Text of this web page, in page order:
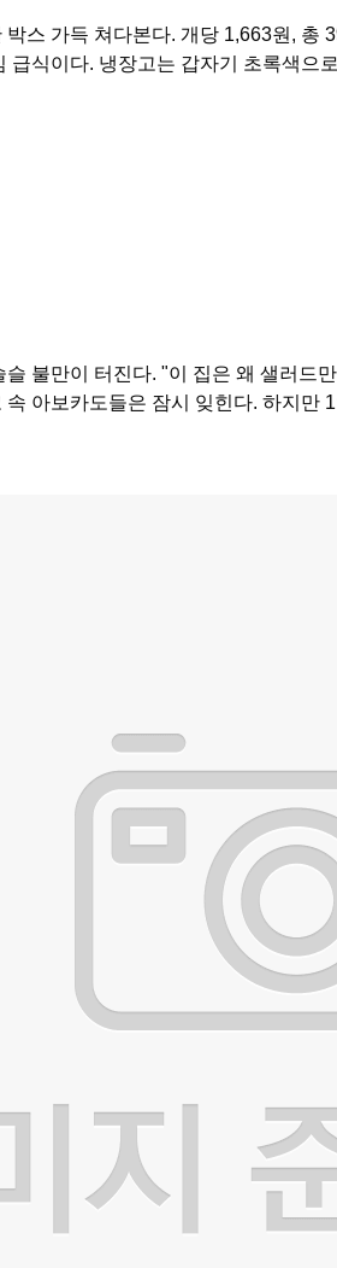
스 가득 쳐다본다. 개당 1,663원,
급식이다. 냉장고는 갑자기 초록색
불만이 터진다. "이 집은 왜 샐러
아보카도들은 잠시 잊힌다. 하지